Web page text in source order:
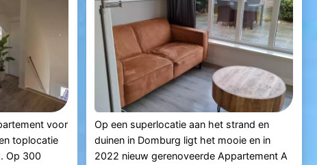
voor
toplocatie
Op 300
Op een superlocatie aan het strand en
duinen in Domburg ligt het mooie en in
2022 nieuw gerenoveerde Appartement A